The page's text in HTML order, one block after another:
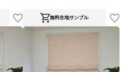
無料生地サンプル